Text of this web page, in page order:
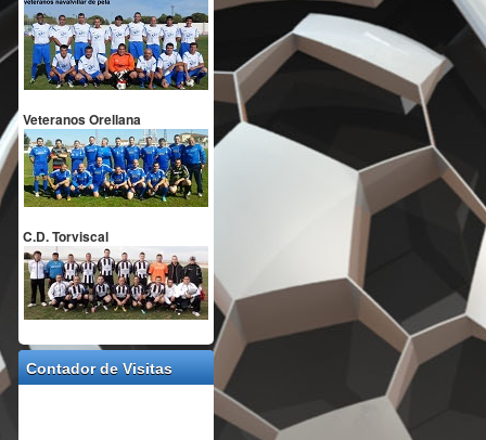
Veteranos Orellana
C.D. Torviscal
Contador de Visitas